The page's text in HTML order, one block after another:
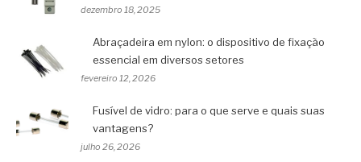
dezembro 18, 2025
Abraçadeira em nylon: o dispositivo de fixação
essencial em diversos setores
fevereiro 12, 2026
Fusível de vidro: para o que serve e quais suas
vantagens?
julho 26, 2026